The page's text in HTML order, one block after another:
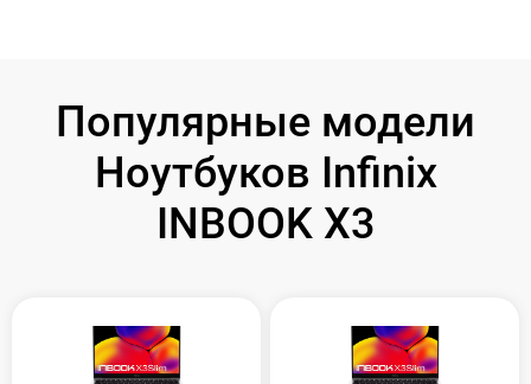
Популярные модели
Ноутбуков Infinix
INBOOK X3